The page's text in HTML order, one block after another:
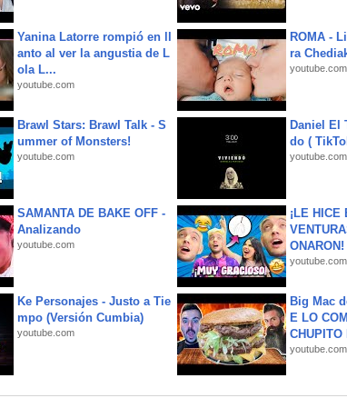
Yanina Latorre rompió en ll
anto al ver la angustia de L
ola L...
youtube.com
ROMA -
ra
youtube.com
Brawl Stars: Brawl Talk - S
ummer of Monsters!
youtube.com
Daniel El
do (
youtube.com
SAMANTA DE BAKE OFF -
Analizando
youtube.com
¡LE HICE
ONARON!
youtube.com
Ke Personajes - Justo a Tie
mpo (Versión Cumbia)
youtube.com
Big Mac
E LO
CHUPITO
youtube.com